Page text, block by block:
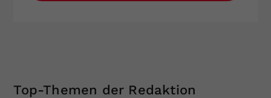
Top-Themen der Redaktion